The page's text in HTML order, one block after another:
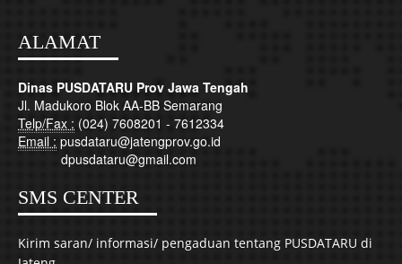
ALAMAT
Dinas PUSDATARU Prov Jawa Tengah
Jl. Madukoro Blok AA-BB Semarang
Telp/Fax : (024) 7608201 - 7612334
Email : pusdataru@jatengprov.go.id
dpusdataru@gmail.com
SMS CENTER
Kirim saran/ informasi/ pengaduan tentang PUSDATARU di